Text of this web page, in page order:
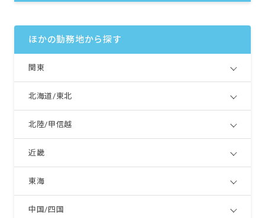
ほかの勤務地から探す
関東
北海道/東北
北陸/甲信越
近畿
東海
中国/四国